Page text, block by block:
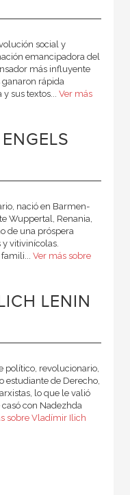
social y
emancipadora del
más influyente
rápida
sus textos... Ver más
nació en Barmen-
Wuppertal, Renania,
de una próspera
vitivinícolas.
Ver más sobre
LENIN
político, revolucionario,
estudiante de Derecho,
lo que le valió
con Nadezhda
sobre Vladímir Ilich